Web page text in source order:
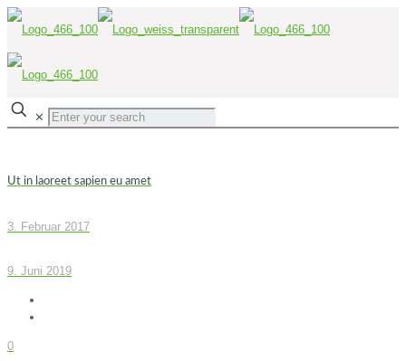
✕
Ut in laoreet sapien eu amet
3. Februar 2017
9. Juni 2019
0